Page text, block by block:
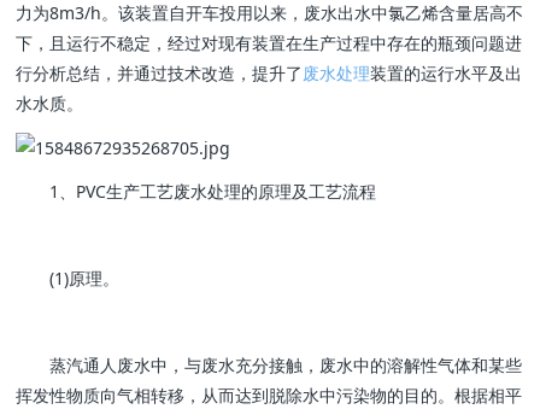
力为8m3/h。该装置自开车投用以来，废水出水中氯乙烯含量居高不
下，且运行不稳定，经过对现有装置在生产过程中存在的瓶颈问题进
行分析总结，并通过技术改造，提升了废水处理装置的运行水平及出
水水质。
1、PVC生产工艺废水处理的原理及工艺流程
(1)原理。
蒸汽通人废水中，与废水充分接触，废水中的溶解性气体和某些
挥发性物质向气相转移，从而达到脱除水中污染物的目的。根据相平